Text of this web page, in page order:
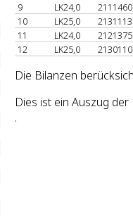
9
LK24,0
10
LK25,0
11
LK24,0
12
LK25,0
Die Bilanzen
Dies ist ein Auszug
.